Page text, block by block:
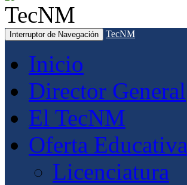
Interruptor de Navegación TecNM
Inicio
Director General
El TecNM
Oferta Educativa
Licenciatura